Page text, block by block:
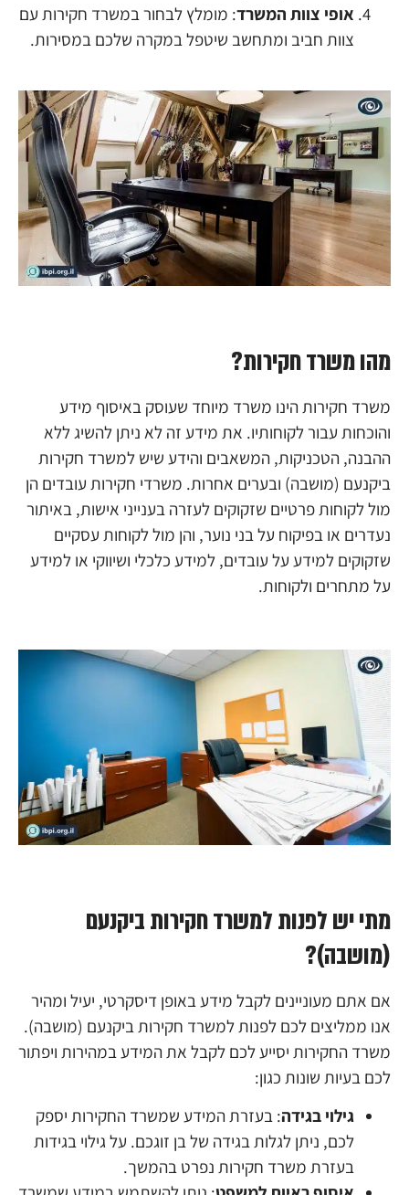
אופי צוות המשרד: מומלץ לבחור במשרד חקירות עם
צוות חביב ומתחשב שיטפל במקרה שלכם במסירות.
מהו משרד חקירות?
משרד חקירות הינו משרד מיוחד שעוסק באיסוף מידע
והוכחות עבור לקוחותיו. את מידע זה לא ניתן להשיג ללא
ההבנה, הטכניקות, המשאבים והידע שיש למשרד חקירות
ביקנעם (מושבה) ובערים אחרות. משרדי חקירות עובדים הן
מול לקוחות פרטיים שזקוקים לעזרה בענייני אישות, באיתור
נעדרים או בפיקוח על בני נוער, והן מול לקוחות עסקיים
שזקוקים למידע על עובדים, למידע כלכלי ושיווקי או למידע
על מתחרים ולקוחות.
מתי יש לפנות למשרד חקירות ביקנעם
(מושבה)?
אם אתם מעוניינים לקבל מידע באופן דיסקרטי, יעיל ומהיר
אנו ממליצים לכם לפנות למשרד חקירות ביקנעם (מושבה).
משרד החקירות יסייע לכם לקבל את המידע במהירות ויפתור
לכם בעיות שונות כגון:
גילוי בגידה: בעזרת המידע שמשרד החקירות יספק
לכם, ניתן לגלות בגידה של בן זוגכם. על גילוי בגידות
בעזרת משרד חקירות נפרט בהמשך.